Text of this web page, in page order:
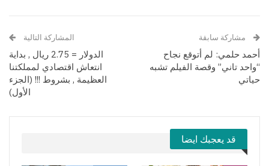
مشاركة سابقة
أحمد حلمي: لم أتوقع نجاح
“واحد تاني” وقصة الفيلم تشبه
حياتي
المشاركة التالية
الدولار = 2.75 ريال , بداية
انتعاش اقتصادي لمملكتنا
العظيمة , بشروط !!! (الجزء
الأول)
قد يعجبك ايضا